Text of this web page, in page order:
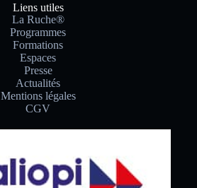
Liens utiles
La Ruche®
Programmes
Formations
Espaces
Presse
Actualités
Mentions légales
CGV